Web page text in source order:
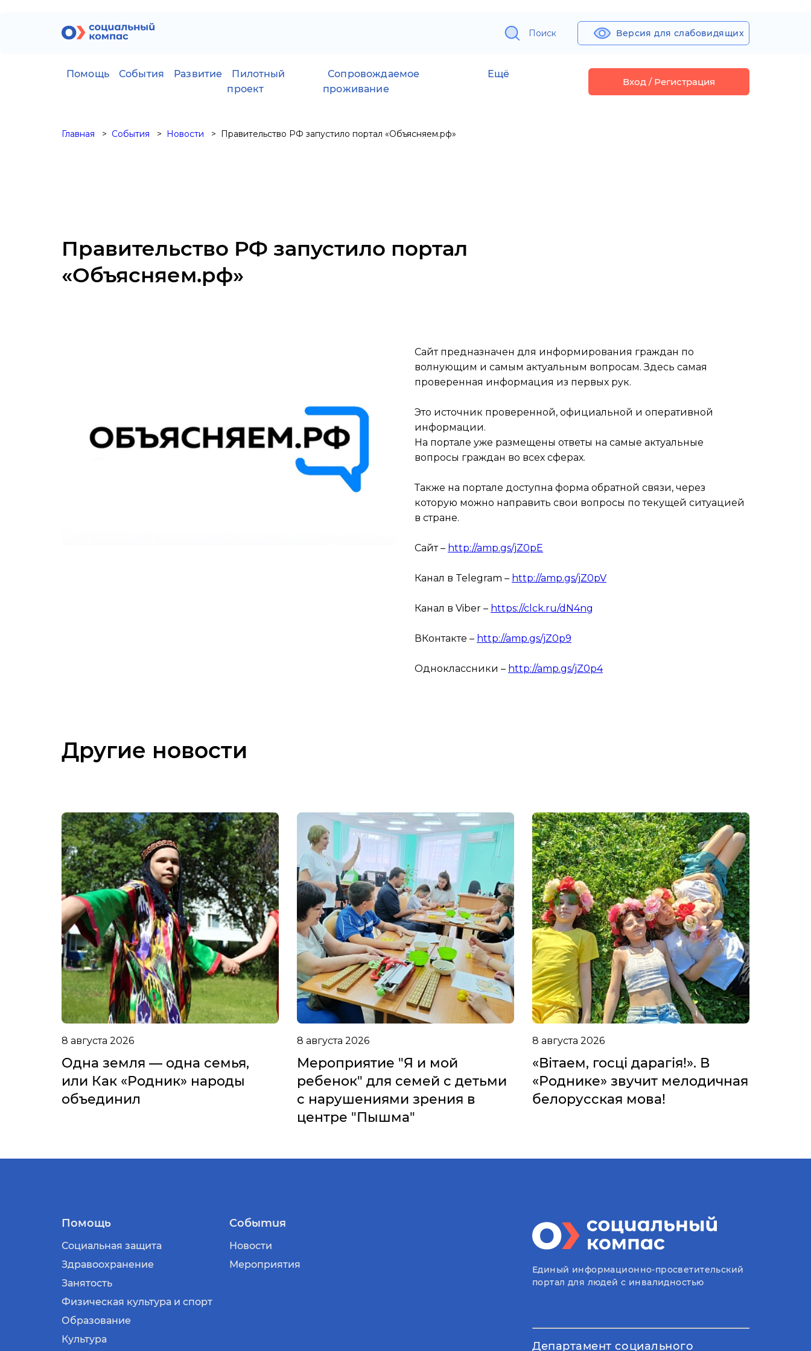
Поиск Версия для слабовидящих
Помощь События Развитие
Пилотный
проект
Сопровождаемое
проживание
Ещё
Вход / Регистрация
Главная События Новости Правительство РФ запустило портал «Объясняем.рф»
Правительство РФ запустило портал
«Объясняем.рф»
Сайт предназначен для информирования граждан по
волнующим и самым актуальным вопросам. Здесь самая
проверенная информация из первых рук.
Это источник проверенной, официальной и оперативной
информации.
На портале уже размещены ответы на самые актуальные
вопросы граждан во всех сферах.
Также на портале доступна форма обратной связи, через
которую можно направить свои вопросы по текущей ситуацией
в стране.
Сайт – http://amp.gs/jZ0pE
Канал в Telegram – http://amp.gs/jZ0pV
Канал в Viber – https://clck.ru/dN4ng
ВКонтакте – http://amp.gs/jZ0p9
Одноклассники – http://amp.gs/jZ0p4
Другие новости
8 августа 2026
Одна земля — одна семья,
или Как «Родник» народы
объединил
8 августа 2026
Мероприятие "Я и мой
ребенок" для семей с детьми
с нарушениями зрения в
центре "Пышма"
8 августа 2026
«Вітаем, госці дарагія!». В
«Роднике» звучит мелодичная
белорусская мова!
Помощь
Социальная защита
Здравоохранение
Занятость
Физическая культура и спорт
Образование
Культура
События
Новости
Мероприятия
Единый информационно-просветительский
портал для людей с инвалидностью
Департамент социального